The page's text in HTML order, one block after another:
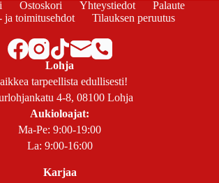
Ostoskori Yhteystiedot
Palaute
ja toimitusehdot
Tilauksen peruutus
Lohja
tarpeellista edullisesti!
4-8, 08100 Lohja
Aukioloajat:
Ma-Pe: 9:00-19:00
La: 9:00-16:00
Karjaa